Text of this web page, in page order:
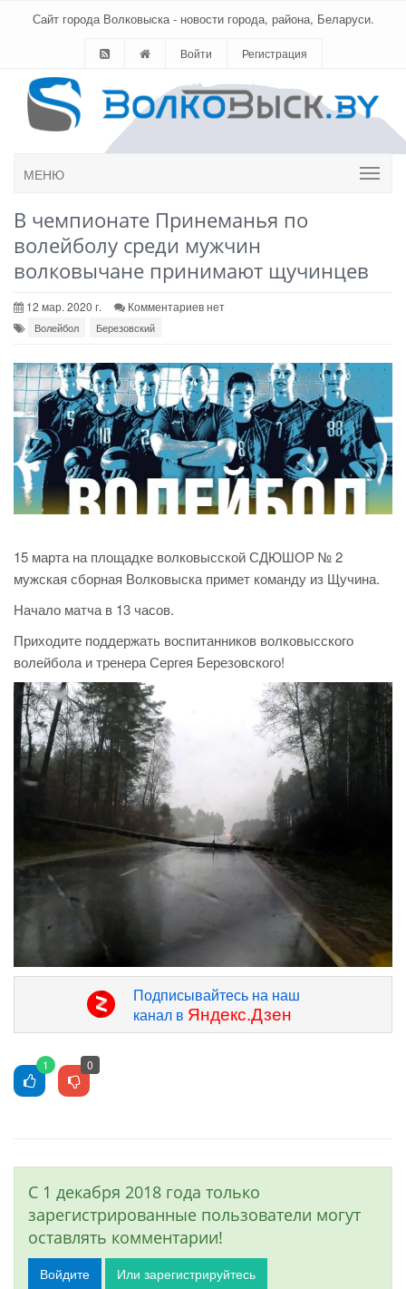
Сайт города Волковыска - новости города, района, Беларуси.
Войти Регистрация
МЕНЮ
В чемпионате Принеманья по
волейболу среди мужчин
волковычане принимают щучинцев
12 мар. 2020 г. Комментариев нет
Волейбол Березовский
15 марта на площадке волковысской СДЮШОР № 2
мужская сборная Волковыска примет команду из Щучина.
Начало матча в 13 часов.
Приходите поддержать воспитанников волковысского
волейбола и тренера Сергея Березовского!
Подписывайтесь на наш
канал в Яндекс.Дзен
1 0
С 1 декабря 2018 года только
зарегистрированные пользователи могут
оставлять комментарии!
Войдите Или зарегистрируйтесь